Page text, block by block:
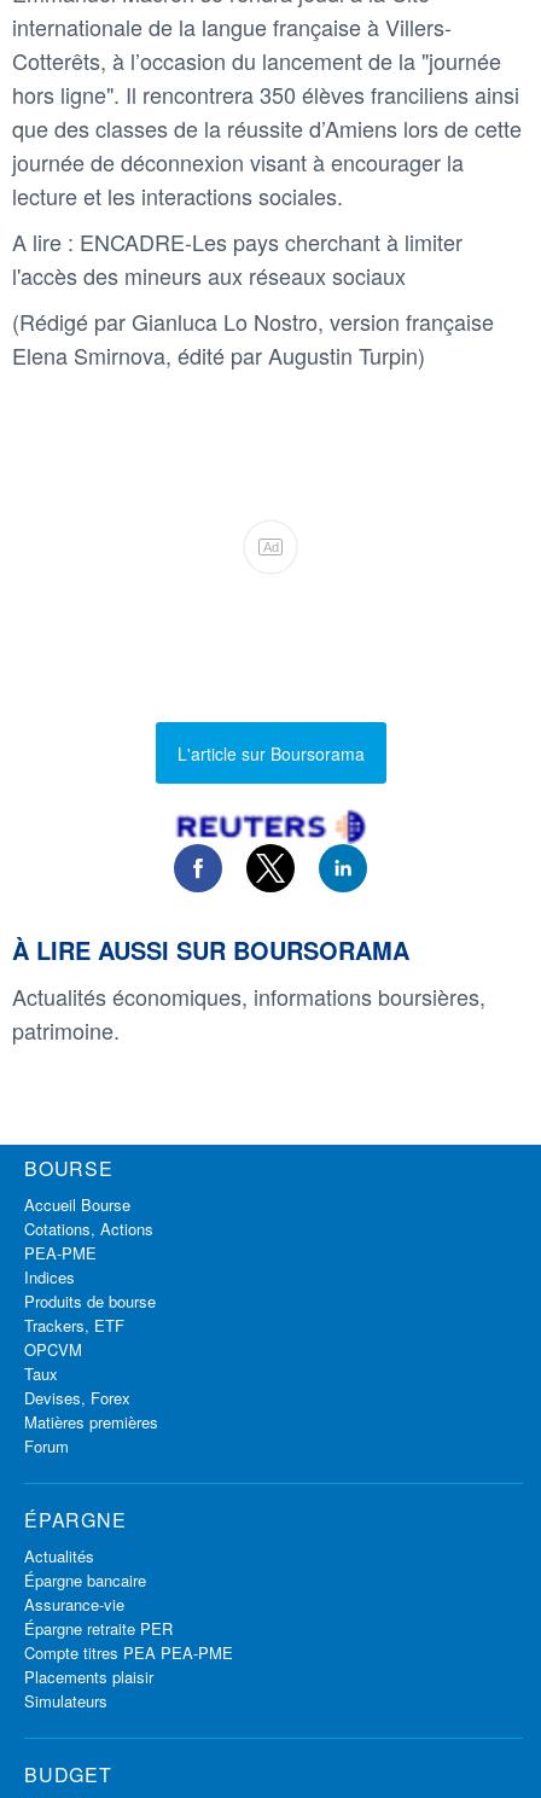
internationale de la langue française à Villers-
Cotterêts, à l’occasion du lancement de la "journée
hors ligne". Il rencontrera 350 élèves franciliens ainsi
que des classes de la réussite d’Amiens lors de cette
journée de déconnexion visant à encourager la
lecture et les interactions sociales.
A lire : ENCADRE-Les pays cherchant à limiter
l'accès des mineurs aux réseaux sociaux
(Rédigé par Gianluca Lo Nostro, version française
Elena Smirnova, édité par Augustin Turpin)
Ad
L'article sur Boursorama
À LIRE AUSSI SUR BOURSORAMA
Actualités économiques, informations boursières,
patrimoine.
BOURSE
Accueil Bourse
Cotations, Actions
PEA-PME
Indices
Produits de bourse
Trackers, ETF
OPCVM
Taux
Devises, Forex
Matières premières
Forum
ÉPARGNE
Actualités
Épargne bancaire
Assurance-vie
Épargne retraite PER
Compte titres PEA PEA-PME
Placements plaisir
Simulateurs
BUDGET